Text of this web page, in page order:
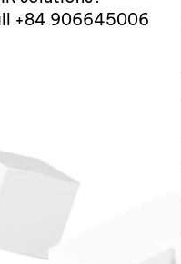
+84 906645006